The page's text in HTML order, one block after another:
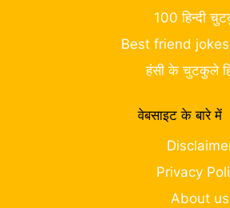
100 हिन्दी
Best friend
हंसी के चुटकुले
वेबसाइट के बारे में
Privacy
About us